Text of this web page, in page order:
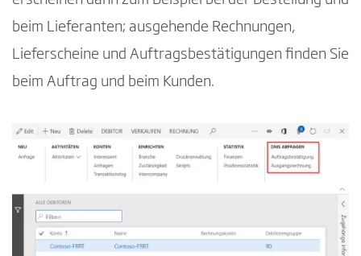
beim Lieferanten; ausgehende Rechnungen,
Lieferscheine und Auftragsbestätigungen finden Sie
beim Auftrag und beim Kunden.